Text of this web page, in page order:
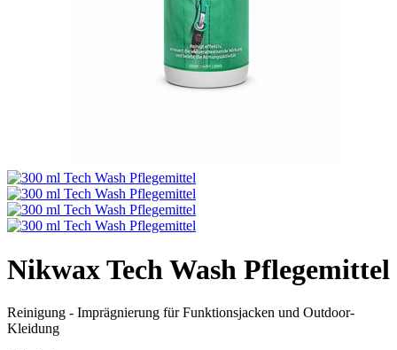
Nikwax Tech Wash Pflegemittel
Reinigung - Imprägnierung für Funktionsjacken und Outdoor-
Kleidung